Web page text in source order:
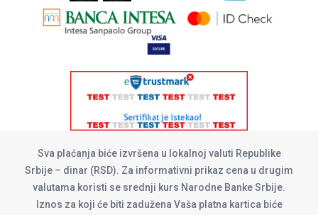
Sva plaćanja biće izvršena u lokalnoj valuti Republike
Srbije – dinar (RSD). Za informativni prikaz cena u drugim
valutama koristi se srednji kurs Narodne Banke Srbije.
Iznos za koji će biti zadužena Vaša platna kartica biće